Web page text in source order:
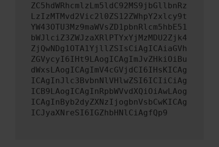
ZC5hdWRhcmlzLm5ldC92MS9jbGllbnRz
LzIzMTMvd2Vic2l0ZS12ZWhpY2xlcy9t
YW43OTU3Mz9maWVsZD1pbnRlcm5hbE51
bWJlciZ3ZWJzaXRlPTYxYjMzMDU2Zjk4
ZjQwNDg1OTA1YjllZSIsCiAgICAiaGVh
ZGVycyI6IHt9LAogICAgImJvZHkiOiBu
dWxsLAogICAgImV4cGVjdCI6IHsKICAg
ICAgInJlc3BvbnNlVHlwZSI6ICIiCiAg
ICB9LAogICAgInRpbWVvdXQiOiAwLAog
ICAgInByb2dyZXNzIjogbnVsbCwKICAg
ICJyaXNreSI6IGZhbHNlCiAgfQp9